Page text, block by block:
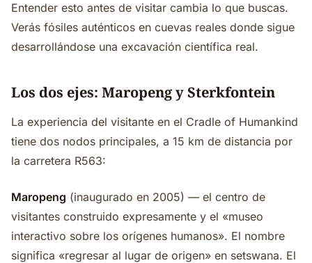
Entender esto antes de visitar cambia lo que buscas.
Verás fósiles auténticos en cuevas reales donde sigue
desarrollándose una excavación científica real.
Los dos ejes: Maropeng y Sterkfontein
La experiencia del visitante en el Cradle of Humankind
tiene dos nodos principales, a 15 km de distancia por
la carretera R563:
Maropeng (inaugurado en 2005) — el centro de
visitantes construido expresamente y el «museo
interactivo sobre los orígenes humanos». El nombre
significa «regresar al lugar de origen» en setswana. El